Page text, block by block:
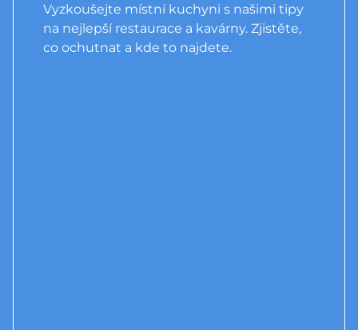
Vyzkoušejte místní kuchyni s našimi tipy
na nejlepší restaurace a kavárny. Zjistěte,
co ochutnat a kde to najdete.